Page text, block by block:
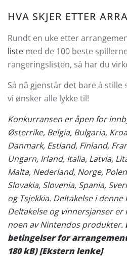
HVA SKJER ETTER
Rundt en uke etter
liste med de 100 beste
rangeringslisten, så har du
Så nå gjenstår det bare å stille
vi ønsker alle lykke til!
Konkurransen er åpen for
Østerrike, Belgia, Bulgaria,
Danmark, Estland, Finland,
Ungarn, Irland, Italia, Latvia,
Malta, Nederland, Norge,
Slovakia, Slovenia, Spania,
og Tsjekkia. Deltakelse i
Deltakelse og vinnersjanser er
noen av Nintendos produkter.
betingelser for
180 kB)[Ekstern lenke]